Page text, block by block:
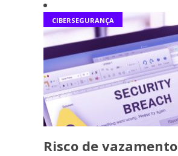
CIBERSEGURANÇA
Risco de